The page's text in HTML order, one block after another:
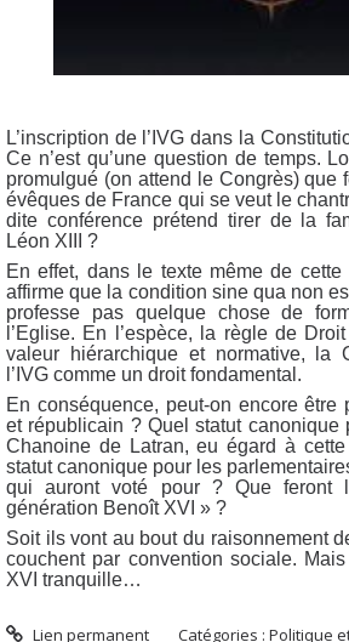
L’inscription de l’IVG dans la
Ce n’est qu’une question de temps.
promulgué (on attend le Congrès) que
évêques de France qui se veut le
dite conférence prétend tirer de la
Léon XIII ?
En effet, dans le texte même de cette
affirme que la condition sine qua non
professe pas quelque chose de
l’Eglise. En l’espèce, la règle de
valeur hiérarchique et normative, la
l’IVG comme un droit fondamental.
En conséquence, peut-on encore être
et républicain ? Quel statut canonique
Chanoine de Latran, eu égard à
statut canonique pour les
qui auront voté pour ? Que feront
génération Benoît XVI » ?
Soit ils vont au bout du raisonnement
couchent par convention sociale.
XVI tranquille…
Lien permanent Catégories :Politique